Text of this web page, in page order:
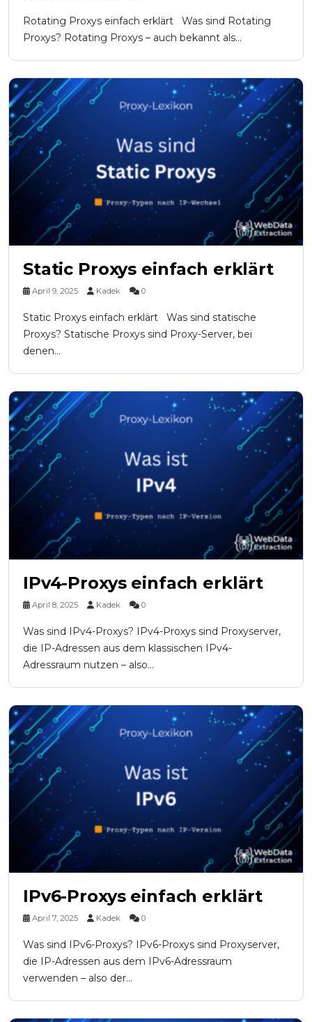
Rotating Proxys einfach erklärt Was sind Rotating
Proxys? Rotating Proxys – auch bekannt als...
Static Proxys einfach erklärt
April 9, 2025 Kadek 0
Static Proxys einfach erklärt Was sind statische
Proxys? Statische Proxys sind Proxy-Server, bei
denen...
IPv4-Proxys einfach erklärt
April 8, 2025 Kadek 0
Was sind IPv4-Proxys? IPv4-Proxys sind Proxyserver,
die IP-Adressen aus dem klassischen IPv4-
Adressraum nutzen – also...
IPv6-Proxys einfach erklärt
April 7, 2025 Kadek 0
Was sind IPv6-Proxys? IPv6-Proxys sind Proxyserver,
die IP-Adressen aus dem IPv6-Adressraum
verwenden – also der...